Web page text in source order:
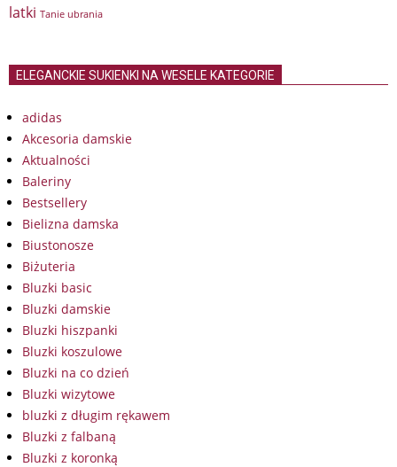
latki Tanie ubrania
ELEGANCKIE SUKIENKI NA WESELE KATEGORIE
adidas
Akcesoria damskie
Aktualności
Baleriny
Bestsellery
Bielizna damska
Biustonosze
Biżuteria
Bluzki basic
Bluzki damskie
Bluzki hiszpanki
Bluzki koszulowe
Bluzki na co dzień
Bluzki wizytowe
bluzki z długim rękawem
Bluzki z falbaną
Bluzki z koronką